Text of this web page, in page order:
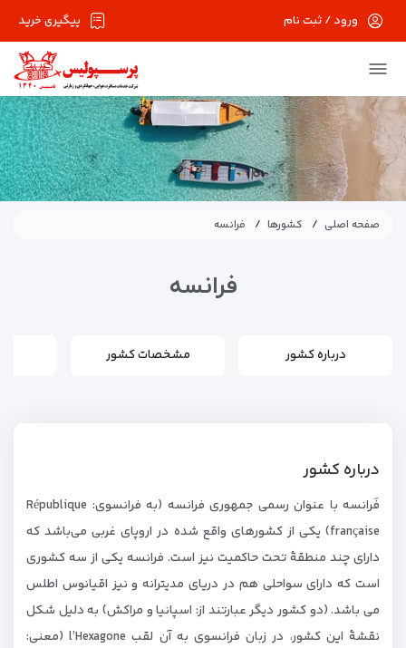
پیگیری خرید ورود / ثبت نام
صفحه اصلی کشورها فرانسه
فرانسه
درباره کشور مشخصات کشور
درباره کشور
فَرانسه با عنوان رسمی جمهوری فرانسه (به فرانسوی: République
française) یکی از کشورهای واقع شده در اروپای غربی می‌باشد که
دارای چند منطقۀ تحت حاکمیت نیز است. فرانسه یکی از سه کشوری
است که دارای سواحلی هم در دریای مدیترانه و نیز اقیانوس اطلس
می باشد. (دو کشور دیگر عبارتند از: اسپانیا و مراکش) به دلیل شکل
نقشۀ این کشور، در زبان فرانسوی به آن لقب l’Hexagone (معنی: